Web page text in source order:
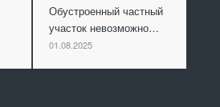
Обустроенный частный
участок невозможно…
01.08.2025